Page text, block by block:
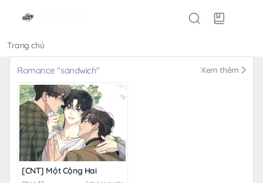
Trang chủ
Romance "sandwich" Xem thêm
[CNT] Một Cộng Hai